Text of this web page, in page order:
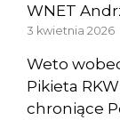
WNET
3 kwietnia 2026
Weto
Pikieta
chroniące